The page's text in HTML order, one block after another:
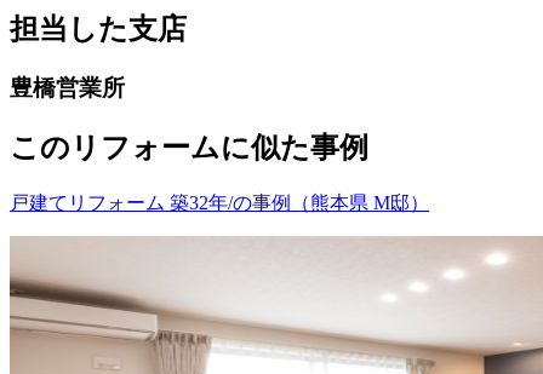
担当した支店
豊橋営業所
このリフォームに似た事例
戸建てリフォーム 築32年/の事例（熊本県 M邸）